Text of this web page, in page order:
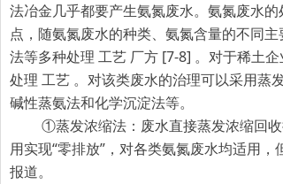
法冶金几乎都要产生氨氮废水。氨氮废水
点，随氨氮废水的种类、氨氮含量的不同
法等多种处理 工艺 厂方 [7-8] 。对于稀土
处理 工艺 。对该类废水的治理可以采用蒸
碱性蒸氨法和化学沉淀法等。
①蒸发浓缩法：废水直接蒸发浓缩回收
用实现“零排放”，对各类氨氮废水均适用
报道。